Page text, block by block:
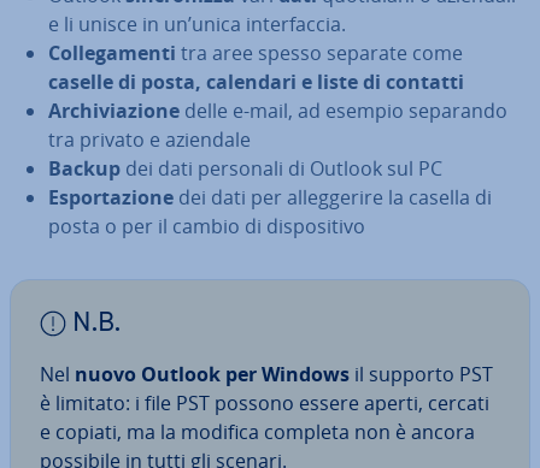
e li unisce in un’unica in­ter­fac­cia.
Col­le­ga­men­ti tra aree spesso separate come
caselle di posta, calendari e liste di contatti
Ar­chi­via­zio­ne delle e-mail, ad esempio separando
tra privato e aziendale
Backup dei dati personali di Outlook sul PC
Espor­ta­zio­ne dei dati per al­leg­ge­ri­re la casella di
posta o per il cambio di di­spo­si­ti­vo
N.B.
Nel nuovo Outlook per Windows il supporto PST
è limitato: i file PST possono essere aperti, cercati
e copiati, ma la modifica completa non è ancora
possibile in tutti gli scenari.